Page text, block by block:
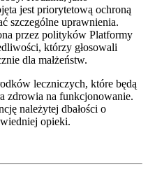
jest priorytetową ochroną
szczególne uprawnienia.
przez polityków Platformy
którzy głosowali
dla małżeństw.
leczniczych, które będą
zdrowia na funkcjonowanie.
należytej dbałości o
opieki.